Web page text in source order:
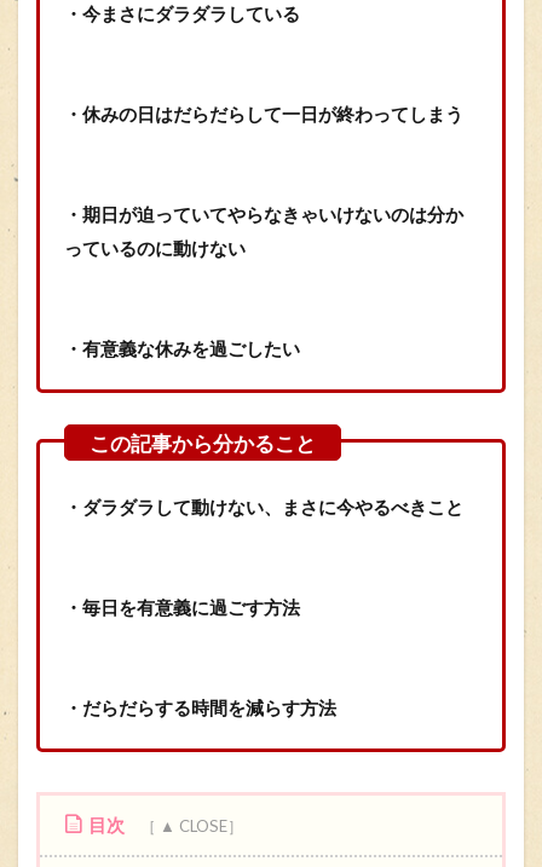
・今まさにダラダラしている
・休みの日はだらだらして一日が終わってしまう
・期日が迫っていてやらなきゃいけないのは分か
っているのに動けない
・有意義な休みを過ごしたい
・ダラダラして動けない、まさに今やるべきこと
・毎日を有意義に過ごす方法
・だらだらする時間を減らす方法
目次